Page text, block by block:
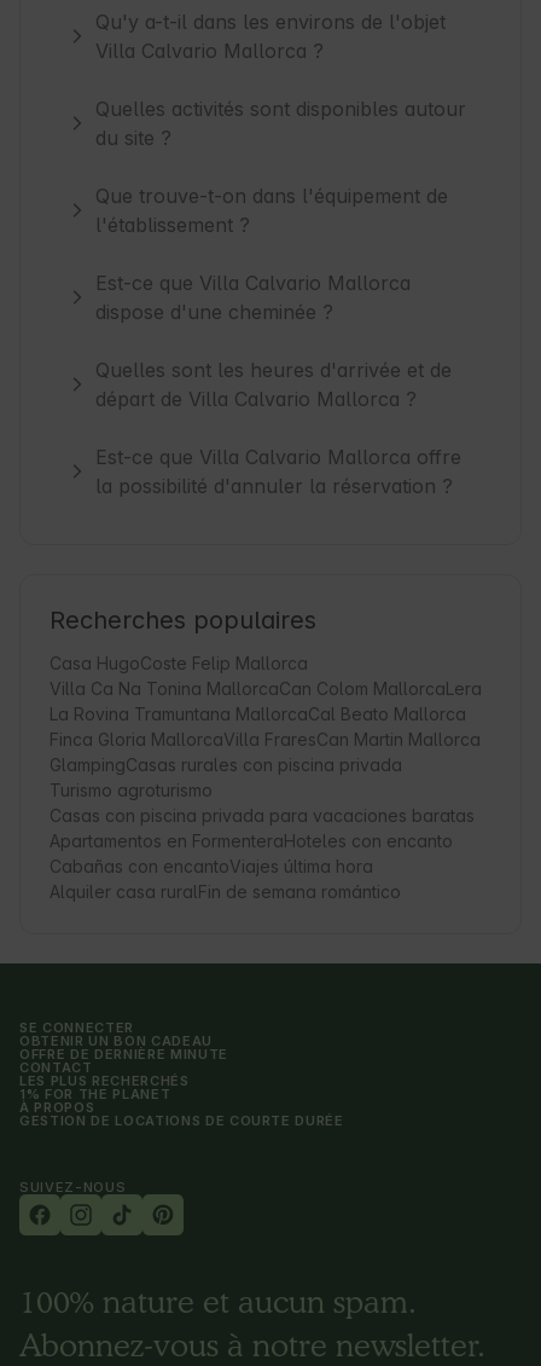
Qu'y a-t-il dans les environs de l'objet
Villa Calvario Mallorca ?
Quelles activités sont disponibles autour
du site ?
Que trouve-t-on dans l'équipement de
l'établissement ?
Est-ce que Villa Calvario Mallorca
dispose d'une cheminée ?
Quelles sont les heures d'arrivée et de
départ de Villa Calvario Mallorca ?
Est-ce que Villa Calvario Mallorca offre
la possibilité d'annuler la réservation ?
Recherches populaires
Casa HugoCoste Felip Mallorca
Villa Ca Na Tonina MallorcaCan Colom MallorcaLera
La Rovina Tramuntana MallorcaCal Beato Mallorca
Finca Gloria MallorcaVilla FraresCan Martin Mallorca
GlampingCasas rurales con piscina privada
Turismo agroturismo
Casas con piscina privada para vacaciones baratas
Apartamentos en FormenteraHoteles con encanto
Cabañas con encantoViajes última hora
Alquiler casa ruralFin de semana romántico
SE CONNECTER
OBTENIR UN BON CADEAU
OFFRE DE DERNIÈRE MINUTE
CONTACT
LES PLUS RECHERCHÉS
1% FOR THE PLANET
À PROPOS
GESTION DE LOCATIONS DE COURTE DURÉE
SUIVEZ-NOUS
100% nature et aucun spam.
Abonnez-vous à notre newsletter.